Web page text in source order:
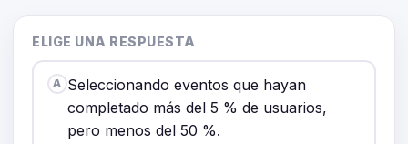
ELIGE UNA RESPUESTA
A Seleccionando eventos que hayan
completado más del 5 % de usuarios,
pero menos del 50 %.